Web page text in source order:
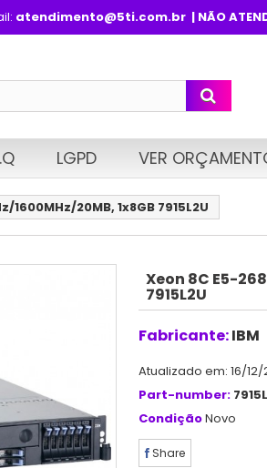
atendimento@5ti.com.br| NÃO
LGPD VER
1600MHz/20MB, 1x8GB 7915L2U
Xeon 8C E5-
7915L2U
Fabricante:IBM
Atualizado em: 16/12/
Part-number:
CondiçãoNovo
Share